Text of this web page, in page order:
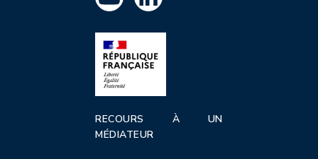
RECOURS À UN
MÉDIATEUR